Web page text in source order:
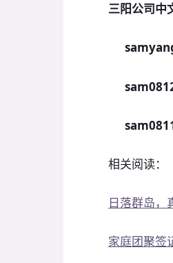
三阳公司中
相关阅读：
日落群岛，
家庭团聚签